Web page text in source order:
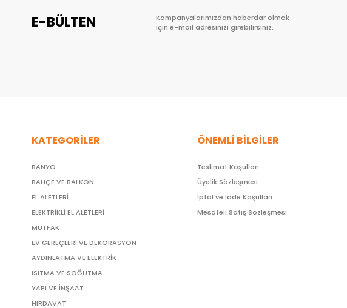
E-BÜLTEN
Kampanyalarımızdan haberdar olmak
için e-mail adresinizi girebilirsiniz.
KATEGORİLER
BANYO
BAHÇE VE BALKON
EL ALETLERİ
ELEKTRİKLİ EL ALETLERİ
MUTFAK
EV GEREÇLERİ VE DEKORASYON
AYDINLATMA VE ELEKTRİK
ISITMA VE SOĞUTMA
YAPI VE İNŞAAT
HIRDAVAT
ÖNEMLİ BİLGİLER
Teslimat Koşulları
Üyelik Sözleşmesi
İptal ve İade Koşulları
Mesafeli Satış Sözleşmesi